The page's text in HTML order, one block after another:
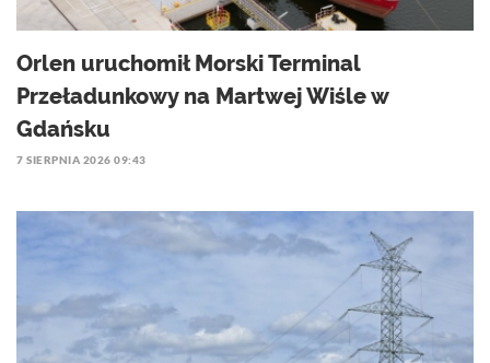
Orlen uruchomił Morski Terminal
Przeładunkowy na Martwej Wiśle w
Gdańsku
7 SIERPNIA 2026 09:43